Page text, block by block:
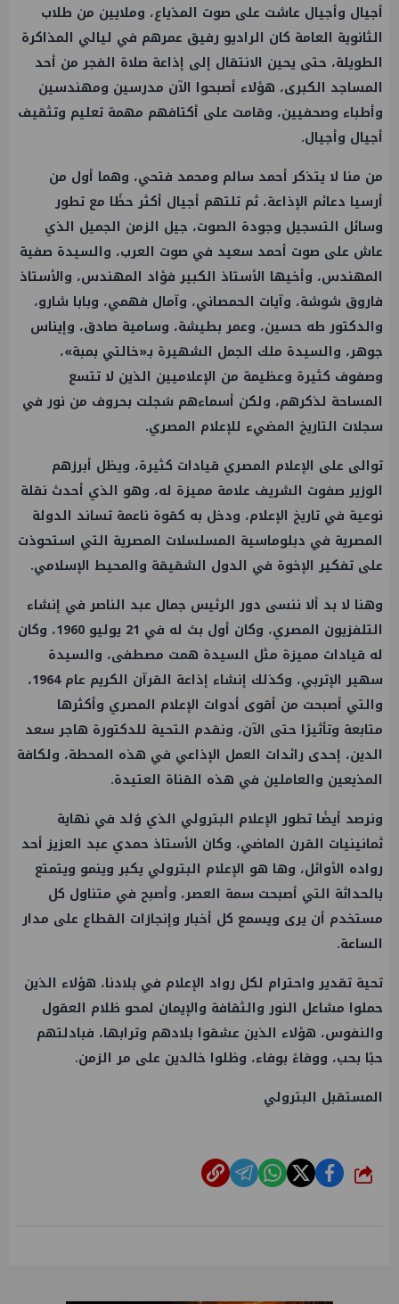
أجيال وأجيال عاشت على صوت المذياع، وملايين من طلاب
الثانوية العامة كان الراديو رفيق عمرهم في ليالي المذاكرة
الطويلة، حتى يحين الانتقال إلى إذاعة صلاة الفجر من أحد
المساجد الكبرى، هؤلاء أصبحوا الآن مدرسين ومهندسين
وأطباء وصحفيين، وقامت على أكتافهم مهمة تعليم وتثقيف
أجيال وأجيال.
من منا لا يتذكر أحمد سالم ومحمد فتحي، وهما أول من
أرسيا دعائم الإذاعة، ثم تلتهم أجيال أكثر حظًا مع تطور
وسائل التسجيل وجودة الصوت، جيل الزمن الجميل الذي
عاش على صوت أحمد سعيد في صوت العرب، والسيدة صفية
المهندس، وأخيها الأستاذ الكبير فؤاد المهندس، والأستاذ
فاروق شوشة، وآيات الحمصاني، وآمال فهمي، وبابا شارو،
والدكتور طه حسين، وعمر بطيشة، وسامية صادق، وإيناس
جوهر، والسيدة ملك الجمل الشهيرة بـ«خالتي بمبة»،
وصفوف كثيرة وعظيمة من الإعلاميين الذين لا تتسع
المساحة لذكرهم، ولكن أسماءهم سُجلت بحروف من نور في
سجلات التاريخ المضيء للإعلام المصري.
توالى على الإعلام المصري قيادات كثيرة، ويظل أبرزهم
الوزير صفوت الشريف علامة مميزة له، وهو الذي أحدث نقلة
نوعية في تاريخ الإعلام، ودخل به كقوة ناعمة تساند الدولة
المصرية في دبلوماسية المسلسلات المصرية التي استحوذت
على تفكير الإخوة في الدول الشقيقة والمحيط الإسلامي.
وهنا لا بد ألا ننسى دور الرئيس جمال عبد الناصر في إنشاء
التلفزيون المصري، وكان أول بث له في 21 يوليو 1960، وكان
له قيادات مميزة مثل السيدة همت مصطفى، والسيدة
سهير الإتربي، وكذلك إنشاء إذاعة القرآن الكريم عام 1964،
والتي أصبحت من أقوى أدوات الإعلام المصري وأكثرها
متابعة وتأثيرًا حتى الآن، ونقدم التحية للدكتورة هاجر سعد
الدين، إحدى رائدات العمل الإذاعي في هذه المحطة، ولكافة
المذيعين والعاملين في هذه القناة العتيدة.
ونرصد أيضًا تطور الإعلام البترولي الذي وُلد في نهاية
ثمانينيات القرن الماضي، وكان الأستاذ حمدي عبد العزيز أحد
رواده الأوائل، وها هو الإعلام البترولي يكبر وينمو ويتمتع
بالحداثة التي أصبحت سمة العصر، وأصبح في متناول كل
مستخدم أن يرى ويسمع كل أخبار وإنجازات القطاع على مدار
الساعة.
تحية تقدير واحترام لكل رواد الإعلام في بلادنا، هؤلاء الذين
حملوا مشاعل النور والثقافة والإيمان لمحو ظلام العقول
والنفوس، هؤلاء الذين عشقوا بلادهم وترابها، فبادلتهم
حبًا بحب، ووفاءً بوفاء، وظلوا خالدين على مر الزمن.
المستقبل البترولي
شارك